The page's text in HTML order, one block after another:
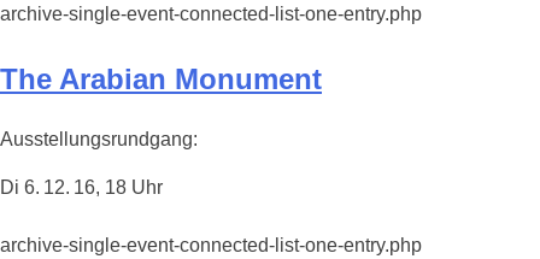
archive-single-event-connected-list-one-entry.php
The Arabian Monument
Ausstellungsrundgang:
Di 6. 12. 16, 18 Uhr
archive-single-event-connected-list-one-entry.php